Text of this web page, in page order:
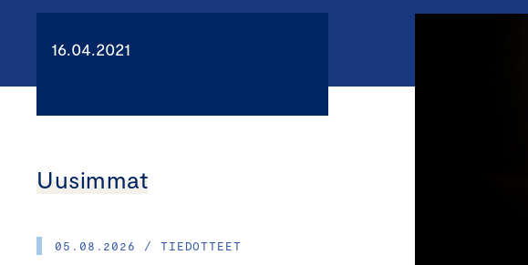
16.04.2021
Uusimmat
05.08.2026 / TIEDOTTEET